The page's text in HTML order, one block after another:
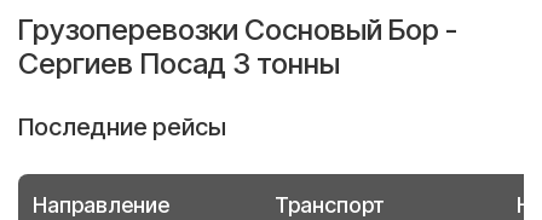
Грузоперевозки Сосновый Бор -
Сергиев Посад 3 тонны
Последние рейсы
Направление Транспорт